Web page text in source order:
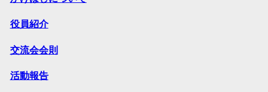
役員紹介
交流会会則
活動報告